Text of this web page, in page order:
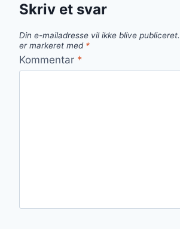
Skriv et svar
Din e-mailadresse vil ikke blive publiceret.
er markeret med *
Kommentar *